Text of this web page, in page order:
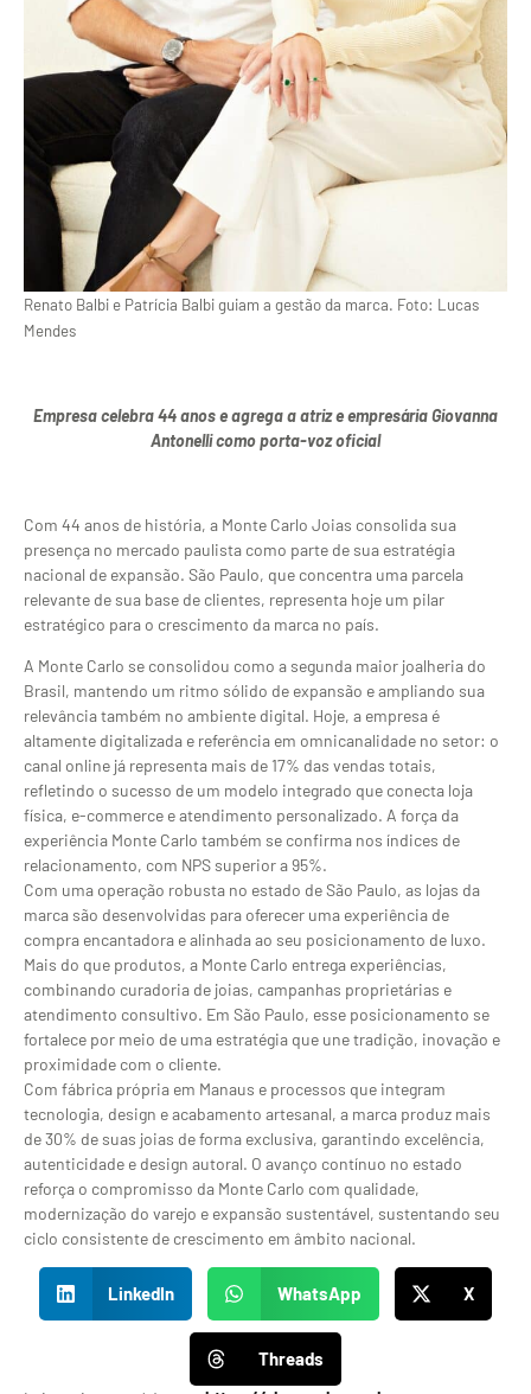
Renato Balbi e Patrícia Balbi guiam a gestão da marca. Foto: Lucas
Mendes
Empresa celebra 44 anos e agrega a atriz e empresária Giovanna
Antonelli como porta-voz oficial
Com 44 anos de história, a Monte Carlo Joias consolida sua
presença no mercado paulista como parte de sua estratégia
nacional de expansão. São Paulo, que concentra uma parcela
relevante de sua base de clientes, representa hoje um pilar
estratégico para o crescimento da marca no país.
A Monte Carlo se consolidou como a segunda maior joalheria do
Brasil, mantendo um ritmo sólido de expansão e ampliando sua
relevância também no ambiente digital. Hoje, a empresa é
altamente digitalizada e referência em omnicanalidade no setor: o
canal online já representa mais de 17% das vendas totais,
refletindo o sucesso de um modelo integrado que conecta loja
física, e-commerce e atendimento personalizado. A força da
experiência Monte Carlo também se confirma nos índices de
relacionamento, com NPS superior a 95%.
Com uma operação robusta no estado de São Paulo, as lojas da
marca são desenvolvidas para oferecer uma experiência de
compra encantadora e alinhada ao seu posicionamento de luxo.
Mais do que produtos, a Monte Carlo entrega experiências,
combinando curadoria de joias, campanhas proprietárias e
atendimento consultivo. Em São Paulo, esse posicionamento se
fortalece por meio de uma estratégia que une tradição, inovação e
proximidade com o cliente.
Com fábrica própria em Manaus e processos que integram
tecnologia, design e acabamento artesanal, a marca produz mais
de 30% de suas joias de forma exclusiva, garantindo excelência,
autenticidade e design autoral. O avanço contínuo no estado
reforça o compromisso da Monte Carlo com qualidade,
modernização do varejo e expansão sustentável, sustentando seu
ciclo consistente de crescimento em âmbito nacional.
LinkedIn WhatsApp X
Threads